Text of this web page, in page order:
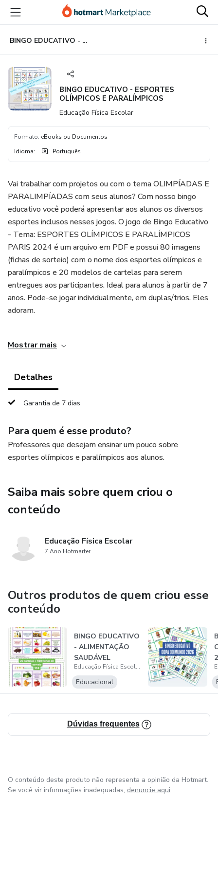
para
conteúdo
principal
para
pagamento
para
rodapé
BINGO EDUCATIVO - ESPORTES OLÍMPICOS E PARALÍMPICOS
BINGO EDUCATIVO - ESPORTES
OLÍMPICOS E PARALÍMPICOS
Educação Física Escolar
Formato: eBooks ou Documentos
Idioma: Português
Vai trabalhar com projetos ou com o tema OLIMPÍADAS E
PARALIMPÍADAS com seus alunos? Com nosso bingo
educativo você poderá apresentar aos alunos os diversos
esportes inclusos nesses jogos. O jogo de Bingo Educativo
- Tema: ESPORTES OLÍMPICOS E PARALÍMPICOS
PARIS 2024 é um arquivo em PDF e possuí 80 imagens
(fichas de sorteio) com o nome dos esportes olímpicos e
paralímpicos e 20 modelos de cartelas para serem
entregues aos participantes. Ideal para alunos à partir de 7
anos. Pode-se jogar individualmente, em duplas/trios. Eles
adoram.
de Chuva e à aprendizagem da criança referente ao tema
Mostrar mais
Detalhes
Garantia de 7 dias
Para quem é esse produto?
Professores que desejam ensinar um pouco sobre
esportes olímpicos e paralímpicos aos alunos.
Saiba mais sobre quem criou o
conteúdo
Educação Física Escolar
7 Ano Hotmarter
Outros produtos de quem criou esse
conteúdo
BINGO EDUCATIVO
- ALIMENTAÇÃO
SAUDÁVEL
Educação Física Escolar
Educacional
Dúvidas frequentes
O conteúdo deste produto não representa a opinião da Hotmart.
Se você vir informações inadequadas, denuncie aqui